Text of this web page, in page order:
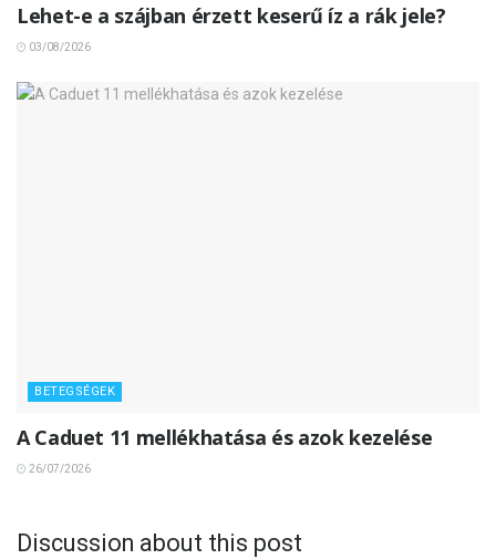
Lehet-e a szájban érzett keserű íz a rák jele?
03/08/2026
BETEGSÉGEK
A Caduet 11 mellékhatása és azok kezelése
26/07/2026
Discussion about this post